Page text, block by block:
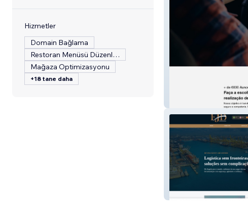
Hizmetler
Domain Bağlama
Restoran Menüsü Düzenleme
Mağaza Optimizasyonu
+18 tane daha
Benevides AutoEscola
EJD Despachante